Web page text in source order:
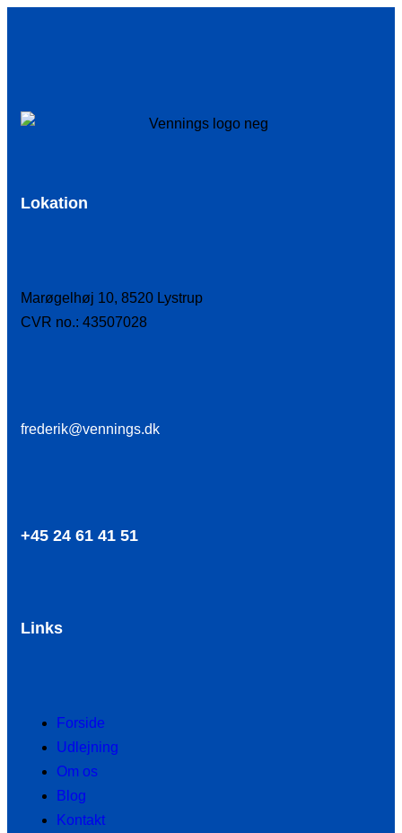
Lokation
Marøgelhøj 10, 8520 Lystrup
CVR no.: 43507028
frederik@vennings.dk
+45 24 61 41 51
Links
Forside
Udlejning
Om os
Blog
Kontakt